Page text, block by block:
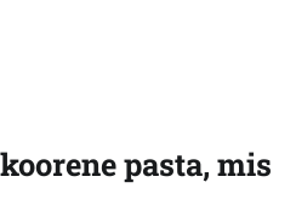
pasta, mis